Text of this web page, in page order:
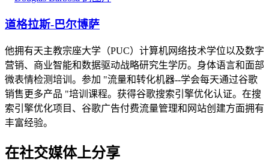
道格拉斯-巴尔博萨
他拥有天主教宗座大学（PUC）计算机网络技术学位以及数字
营销、商业智能和数据驱动战略研究生学历。身体语言和面部
微表情检测培训。参加 "流量和转化机器--学会每天通过谷歌
销售更多产品 "培训课程。获得谷歌搜索引擎优化认证。在搜
索引擎优化项目、谷歌广告付费流量管理和网站创建方面拥有
丰富经验。
在社交媒体上分享